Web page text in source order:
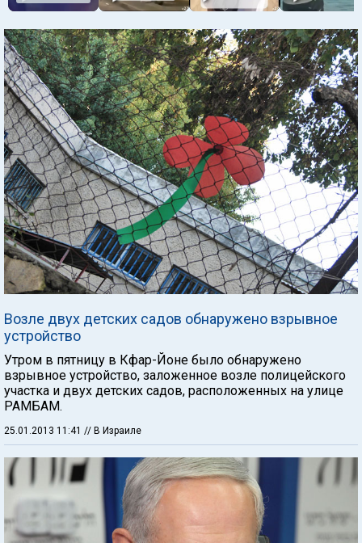
Возле двух детских садов обнаружено взрывное
устройство
Утром в пятницу в Кфар-Йоне было обнаружено
взрывное устройство, заложенное возле полицейского
участка и двух детских садов, расположенных на улице
РАМБАМ.
25.01.2013 11:41 // В Израиле